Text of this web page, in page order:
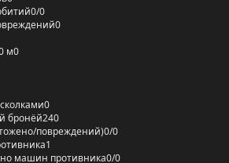
0/0
0
м0
0
бронёй240
повреждений)0/0
1
машин противника0/0